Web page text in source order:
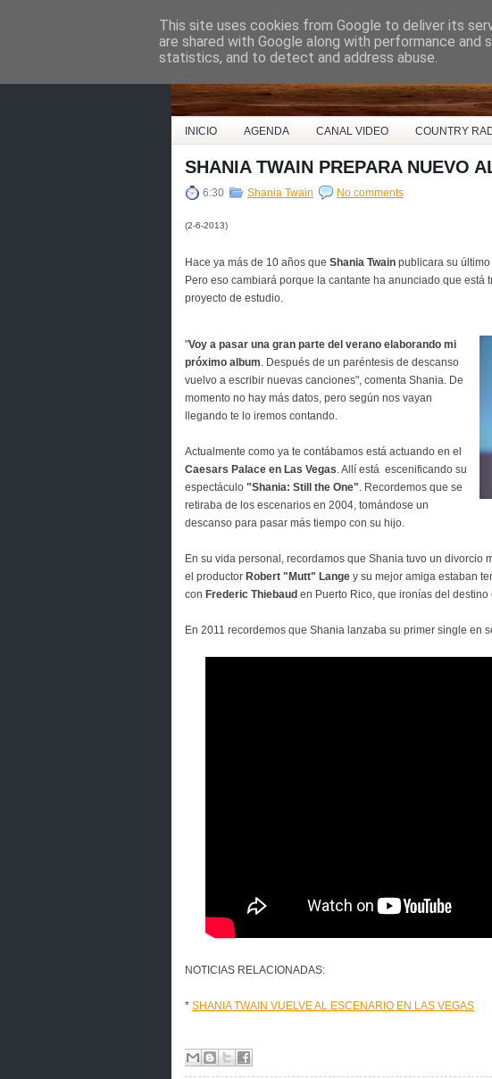
Country Music España
INICIO AGENDA CANAL VIDEO COUNTRY
SHANIA TWAIN PREPARA NUEVO
6:30 Shania Twain No comments
(2-6-2013)
Hace ya más de 10 años que Shania Twain publicara su
Pero eso cambiará porque la cantante ha anunciado que
proyecto de estudio.
"Voy a pasar una gran parte del verano elaborando mi
próximo album. Después de un paréntesis de descanso
vuelvo a escribir nuevas canciones", comenta Shania. De
momento no hay más datos, pero según nos vayan
llegando te lo iremos contando.
Actualmente como ya te contábamos está actuando en el
Caesars Palace en Las Vegas. Allí está escenificando su
espectáculo "Shania: Still the One". Recordemos que se
retiraba de los escenarios en 2004, tomándose un
descanso para pasar más tiempo con su hijo.
En su vida personal, recordamos que Shania tuvo un divorcio
el productor Robert "Mutt" Lange y su mejor amiga estaban
con Frederic Thiebaud en Puerto Rico, que ironías del
En 2011 recordemos que Shania lanzaba su primer single en
NOTICIAS RELACIONADAS:
* SHANIA TWAIN VUELVE AL ESCENARIO EN LAS VEGAS
This site uses cookies from Google to deliver its
are shared with Google along with performance
statistics, and to detect and address abuse.